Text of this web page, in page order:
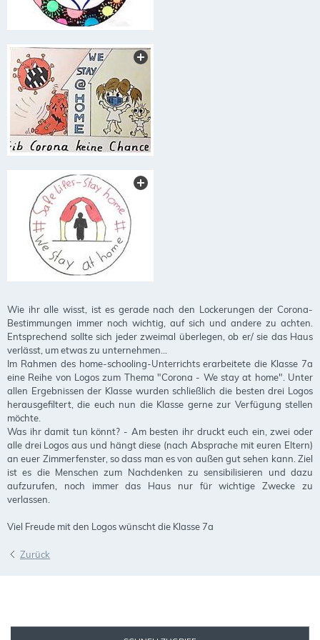
Wie ihr alle wisst, ist es gerade nach den Lockerungen der Corona-
Bestimmungen immer noch wichtig, auf sich und andere zu achten.
Entsprechend sollte sich jeder zweimal überlegen, ob er/ sie das Haus
verlässt, um etwas zu unternehmen...
Im Rahmen des home-schooling-Unterrichts erarbeitete die Klasse 7a
eine Reihe von Logos zum Thema "Corona - We stay at home". Unter
allen Ergebnissen der Klasse wurden schließlich die besten drei Logos
herausgefiltert, die euch nun die Klasse gerne zur Verfügung stellen
möchte.
Was ihr damit tun könnt? - Am besten ihr druckt euch ein, zwei oder
alle drei Logos aus und hängt diese (nach Absprache mit euren Eltern)
an euer Zimmerfenster, so dass man es von außen gut sehen kann. Ziel
ist es die Menschen zum Nachdenken zu sensibilisieren und dazu
aufzurufen, noch immer das Haus nur für wichtige Zwecke zu
verlassen.
Viel Freude mit den Logos wünscht die Klasse 7a
Zurück